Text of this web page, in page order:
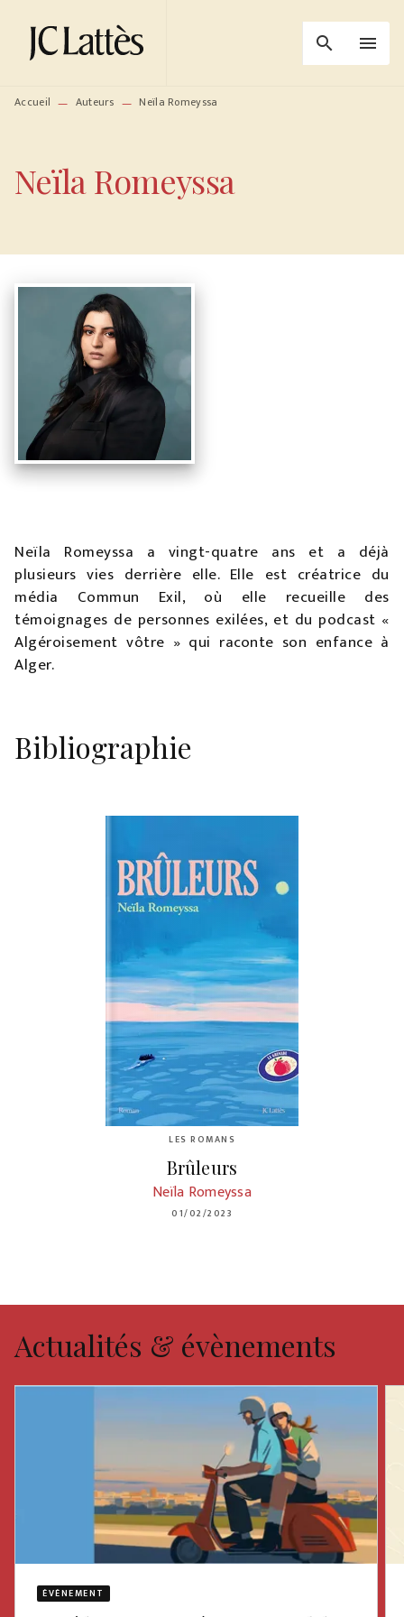
MENU RECHERCHE
PIED DE PAGE
search menu
Accueil — Auteurs — Neïla Romeyssa
Neïla Romeyssa
Neïla Romeyssa a vingt-quatre ans et a déjà
plusieurs vies derrière elle. Elle est créatrice du
média Commun Exil, où elle recueille des
témoignages de personnes exilées, et du podcast «
Algéroisement vôtre » qui raconte son enfance à
Alger.
Bibliographie
LES ROMANS
Brûleurs
Neïla Romeyssa
01/02/2023
Actualités & évènements
ÉVÈNEMENT